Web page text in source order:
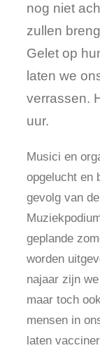
nog niet
zullen
Gelet op
laten we
verrassen.
uur.
Musici en
opgelucht en
gevolg van
geplande
worden
najaar zijn
maar toch
mensen in
laten